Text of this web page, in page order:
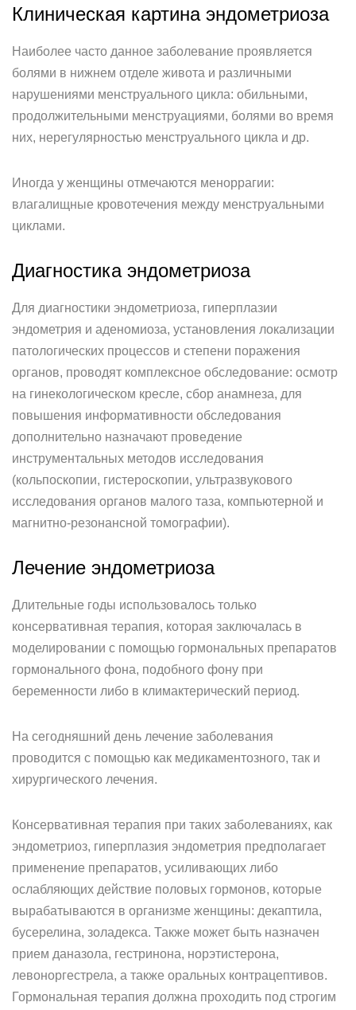
Клиническая картина эндометриоза
Наиболее часто данное заболевание проявляется
болями в нижнем отделе живота и различными
нарушениями менструального цикла: обильными,
продолжительными менструациями, болями во время
них, нерегулярностью менструального цикла и др.
Иногда у женщины отмечаются меноррагии:
влагалищные кровотечения между менструальными
циклами.
Диагностика эндометриоза
Для диагностики эндометриоза, гиперплазии
эндометрия и аденомиоза, установления локализации
патологических процессов и степени поражения
органов, проводят комплексное обследование: осмотр
на гинекологическом кресле, сбор анамнеза, для
повышения информативности обследования
дополнительно назначают проведение
инструментальных методов исследования
(кольпоскопии, гистероскопии, ультразвукового
исследования органов малого таза, компьютерной и
магнитно-резонансной томографии).
Лечение эндометриоза
Длительные годы использовалось только
консервативная терапия, которая заключалась в
моделировании с помощью гормональных препаратов
гормонального фона, подобного фону при
беременности либо в климактерический период.
На сегодняшний день лечение заболевания
проводится с помощью как медикаментозного, так и
хирургического лечения.
Консервативная терапия при таких заболеваниях, как
эндометриоз, гиперплазия эндометрия предполагает
применение препаратов, усиливающих либо
ослабляющих действие половых гормонов, которые
вырабатываются в организме женщины: декаптила,
бусерелина, золадекса. Также может быть назначен
прием даназола, гестринона, норэтистерона,
левоноргестрела, а также оральных контрацептивов.
Гормональная терапия должна проходить под строгим